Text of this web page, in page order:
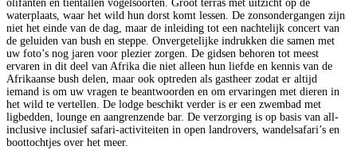
olifanten en tientallen vogelsoorten. Groot terras met uitzicht op de
waterplaats, waar het wild hun dorst komt lessen. De zonsondergangen zijn
niet het einde van de dag, maar de inleiding tot een nachtelijk concert van
de geluiden van bush en steppe. Onvergetelijke indrukken die samen met
uw foto’s nog jaren voor plezier zorgen. De gidsen behoren tot meest
ervaren in dit deel van Afrika die niet alleen hun liefde en kennis van de
Afrikaanse bush delen, maar ook optreden als gastheer zodat er altijd
iemand is om uw vragen te beantwoorden en om ervaringen met dieren in
het wild te vertellen. De lodge beschikt verder is er een zwembad met
ligbedden, lounge en aangrenzende bar. De verzorging is op basis van all-
inclusive inclusief safari-activiteiten in open landrovers, wandelsafari’s en
boottochtjes over het meer.